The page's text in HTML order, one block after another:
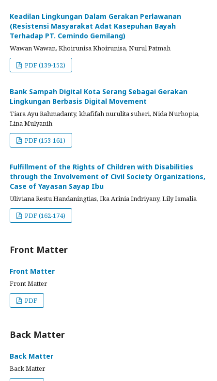
Keadilan Lingkungan Dalam Gerakan Perlawanan
(Resistensi Masyarakat Adat Kasepuhan Bayah
Terhadap PT. Cemindo Gemilang)
Wawan Wawan, Khoirunisa Khoirunisa, Nurul Patmah
PDF (139-152)
Bank Sampah Digital Kota Serang Sebagai Gerakan
Lingkungan Berbasis Digital Movement
Tiara Ayu Rahmadanty, khafifah nurulita suheri, Nida Nurhopia,
Lina Mulyanih
PDF (153-161)
Fulfillment of the Rights of Children with Disabilities
through the Involvement of Civil Society Organizations,
Case of Yayasan Sayap Ibu
Uliviana Restu Handaningtias, Ika Arinia Indriyany, Lily Ismalia
PDF (162-174)
Front Matter
Front Matter
Front Matter
PDF
Back Matter
Back Matter
Back Matter